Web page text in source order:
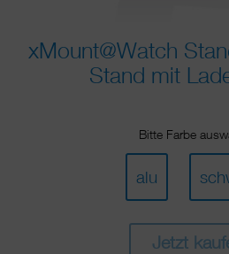
xMount@Watch
Stand mit
Bitte Farbe
alu
Jetzt